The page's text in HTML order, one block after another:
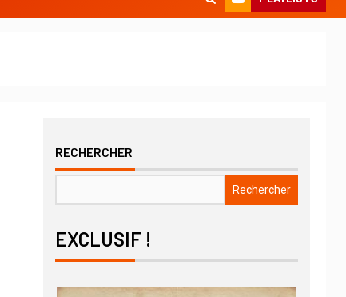
RECHERCHER
Rechercher
EXCLUSIF !